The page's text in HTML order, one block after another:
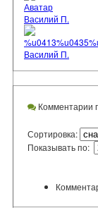
Аватар
Василий П.
Василий П.
Комментарии
Сортировка:
Показывать по: